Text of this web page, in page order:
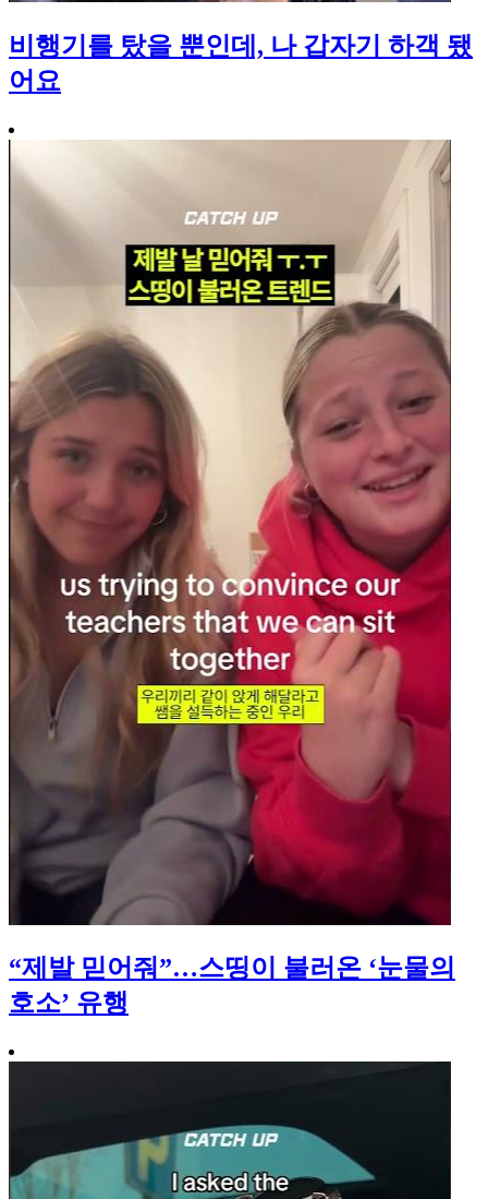
비행기를 탔을 뿐인데, 나 갑자기 하객 됐
어요
“제발 믿어줘”…스띵이 불러온 ‘눈물의
호소’ 유행